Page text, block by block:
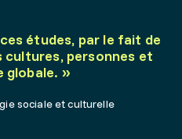
études, par le fait de
personnes et
globale. »
sociale et culturelle